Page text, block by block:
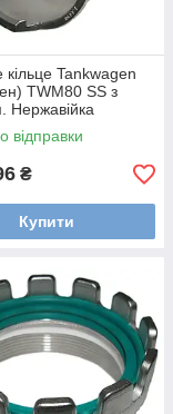
кільце Tankwagen
TWM80 SS з
Нержавійка
відправки
₴
Купити